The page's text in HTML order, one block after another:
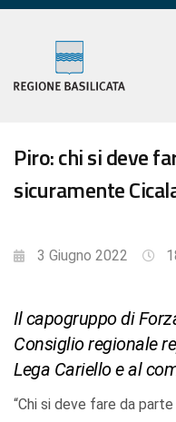
Piro: chi si deve
sicuramente
3 Giugno 2022
Il capogruppo di
Consiglio regionale
Lega Cariello e al
“Chi si deve fare da